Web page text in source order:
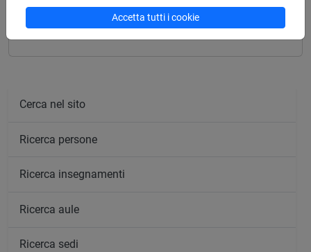
LINGUA DEI SEGNI ITALIANA - E1
Cerca nel sito
Ricerca persone
Ricerca insegnamenti
Ricerca aule
Ricerca sedi
Accetta tutti i cookie